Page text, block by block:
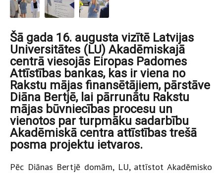
Šā gada 16. augusta vizītē Latvijas
Universitātes (LU) Akadēmiskajā
centrā viesojās Eiropas Padomes
Attīstības bankas, kas ir viena no
Rakstu mājas finansētājiem, pārstāve
Diāna Bertjē, lai pārrunātu Rakstu
mājas būvniecības procesu un
vienotos par turpmāku sadarbību
Akadēmiskā centra attīstības trešā
posma projektu ietvaros.
Pēc Diānas Bertjē domām, LU, attīstot Akadēmisko